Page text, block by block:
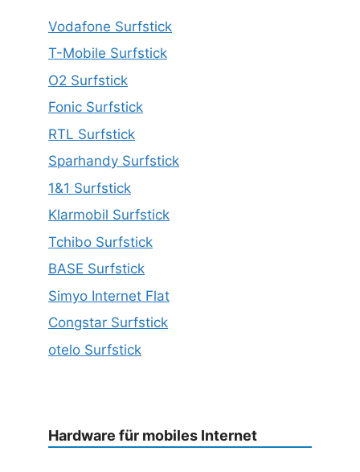
Vodafone Surfstick
T-Mobile Surfstick
O2 Surfstick
Fonic Surfstick
RTL Surfstick
Sparhandy Surfstick
1&1 Surfstick
Klarmobil Surfstick
Tchibo Surfstick
BASE Surfstick
Simyo Internet Flat
Congstar Surfstick
otelo Surfstick
Hardware für mobiles Internet